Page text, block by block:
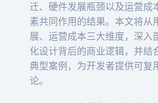
迁、硬件发展瓶颈以及运营成
素共同作用的结果。本文将从
展、运营成本三大维度，深入
化设计背后的商业逻辑，并结
典型案例，为开发者提供可复
论。